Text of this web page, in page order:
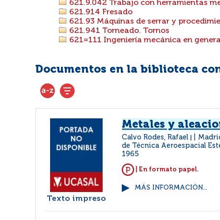
621.9.042 Trabajo con herramientas
621.914 Fresado
621.93 Máquinas de serrar y
621.941 Torneado. Tornos
621=111 Ingeniería mecánica en
Documentos en la biblioteca
Texto impreso
Metales y
Calvo Rodes, Rafael
de Técnica Aeroespacial
1965
| En formato papel.
MÁS INFORMACIÓN...